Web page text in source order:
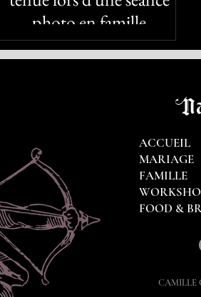
photo en famille
ACCUEIL
MARIAGE
FAMILLE
FOOD &
CAMILLE